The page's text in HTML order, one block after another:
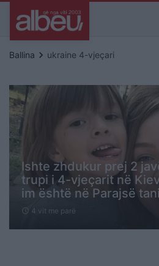
Ballina keyboard_arrow_right ukraine 4-vjeçari
Ishte zhdukur prej 2
trupi i 4-vjeçarit në
im është në Parajsë tani
schedule 4 vit me parë